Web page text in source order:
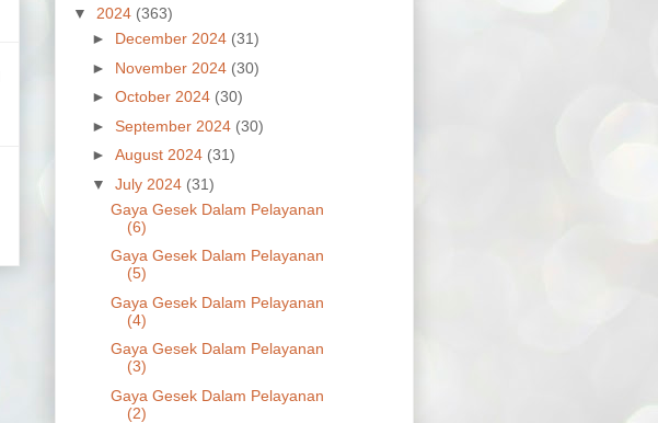
▼ 2024 (363)
► December 2024 (31)
► November 2024 (30)
► October 2024 (30)
► September 2024 (30)
► August 2024 (31)
▼ July 2024 (31)
Gaya Gesek Dalam Pelayanan
(6)
Gaya Gesek Dalam Pelayanan
(5)
Gaya Gesek Dalam Pelayanan
(4)
Gaya Gesek Dalam Pelayanan
(3)
Gaya Gesek Dalam Pelayanan
(2)